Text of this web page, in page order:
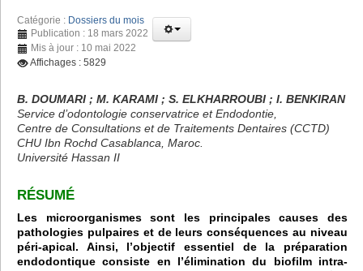
Catégorie : Dossiers du mois
Publication : 18 mars 2022
Mis à jour : 10 mai 2022
Affichages : 5829
B. DOUMARI ; M. KARAMI ; S. ELKHARROUBI ; I. BENKIRAN
Service d’odontologie conservatrice et Endodontie,
Centre de Consultations et de Traitements Dentaires (CCTD)
CHU Ibn Rochd Casablanca, Maroc.
Université Hassan II
RÉSUMÉ
Les microorganismes sont les principales causes des
pathologies pulpaires et de leurs conséquences au niveau
péri-apical. Ainsi, l’objectif essentiel de la préparation
endodontique consiste en l’élimination du biofilm intra-